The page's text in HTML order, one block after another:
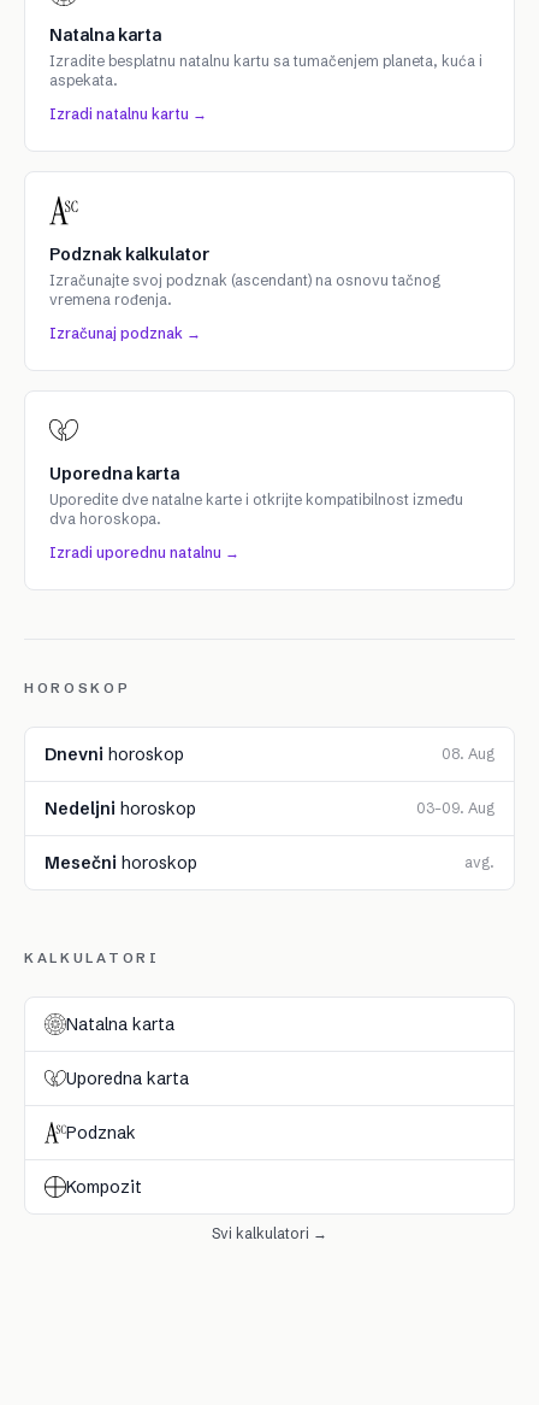
Natalna karta
Izradite besplatnu natalnu kartu sa tumačenjem planeta, kuća i
aspekata.
Izradi natalnu kartu →
Podznak kalkulator
Izračunajte svoj podznak (ascendant) na osnovu tačnog
vremena rođenja.
Izračunaj podznak →
Uporedna karta
Uporedite dve natalne karte i otkrijte kompatibilnost između
dva horoskopa.
Izradi uporednu natalnu →
HOROSKOP
Dnevni horoskop 08. Aug
Nedeljni horoskop 03–09. Aug
Mesečni horoskop avg.
KALKULATORI
Natalna karta
Uporedna karta
Podznak
Kompozit
Svi kalkulatori →